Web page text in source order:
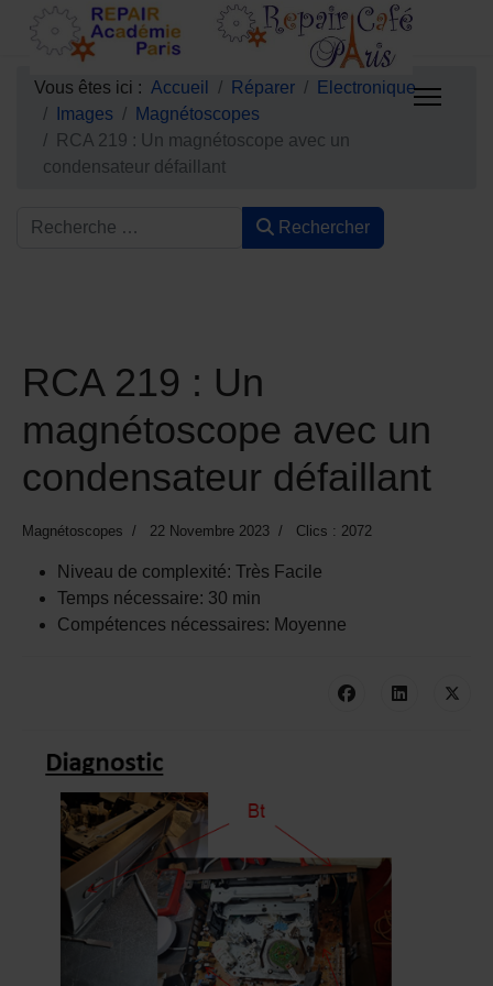
Vous êtes ici : Accueil Réparer
Electronique
Images
Magnétoscopes
RCA 219 : Un magnétoscope avec un
condensateur défaillant
Rechercher
RCA 219 : Un
magnétoscope avec un
condensateur défaillant
Magnétoscopes 22 Novembre 2023 Clics : 2072
Niveau de complexité: Très Facile
Temps nécessaire: 30 min
Compétences nécessaires: Moyenne